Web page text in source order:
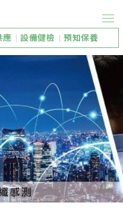
應 | 設備健檢 | 預知保養